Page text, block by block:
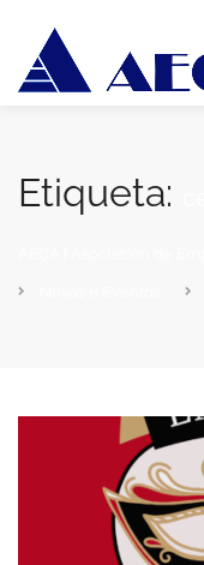
Etiqueta: